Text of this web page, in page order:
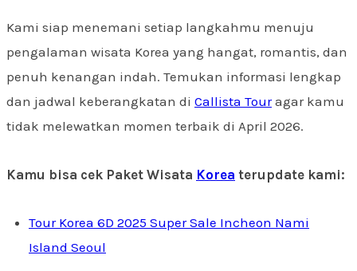
Kami siap menemani setiap langkahmu menuju
pengalaman wisata Korea yang hangat, romantis, dan
penuh kenangan indah. Temukan informasi lengkap
dan jadwal keberangkatan di Callista Touragar kamu
tidak melewatkan momen terbaik di April 2026.
Kamu bisa cek Paket Wisata Korea terupdate kami:
Tour Korea 6D 2025 Super Sale Incheon Nami
Island Seoul